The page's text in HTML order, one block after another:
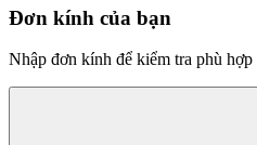
Đơn kính của bạn
Nhập đơn kính để kiểm tra phù